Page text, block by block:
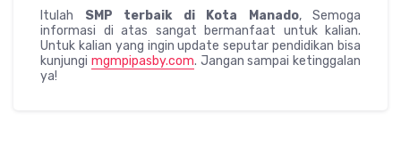
Itulah SMP terbaik di Kota Manado, Semoga
informasi di atas sangat bermanfaat untuk kalian.
Untuk kalian yang ingin update seputar pendidikan bisa
kunjungi mgmpipasby.com. Jangan sampai ketinggalan
ya!